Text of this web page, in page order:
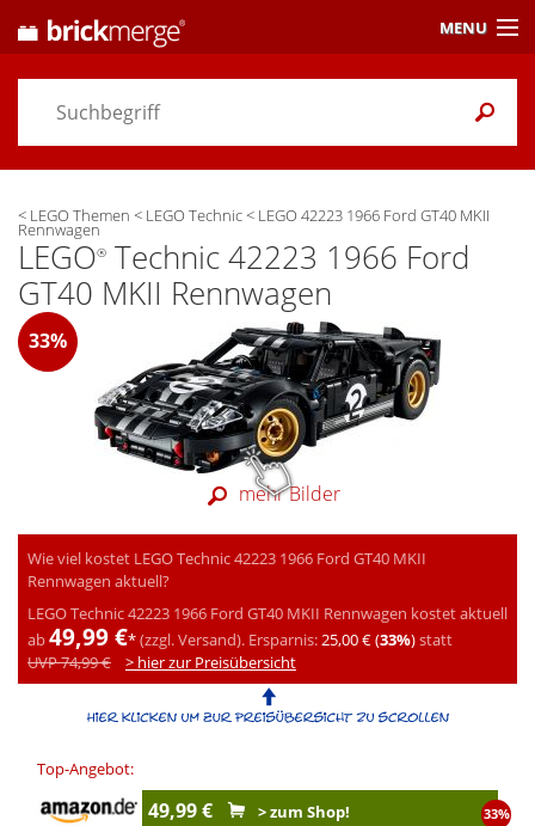
< LEGO Themen < LEGO Technic< LEGO 42223 1966 Ford GT40 MKII
Rennwagen
LEGO® Technic 42223 1966 Ford
GT40 MKII Rennwagen
33%
mehr Bilder
Wie viel kostet LEGO Technic 42223 1966 Ford GT40 MKII
Rennwagen aktuell?
LEGO Technic 42223 1966 Ford GT40 MKII Rennwagen kostet aktuell
ab49,99 €*(zzgl. Versand). Ersparnis:25,00 € (33%)statt
UVP 74,99 €
> hier zur Preisübersicht
Top-Angebot:
49,99 € 33%
> zum Shop!
MENU
Preisvergleich
Themen/ Händler
Alarme& Wunschlisten
Einstellungen